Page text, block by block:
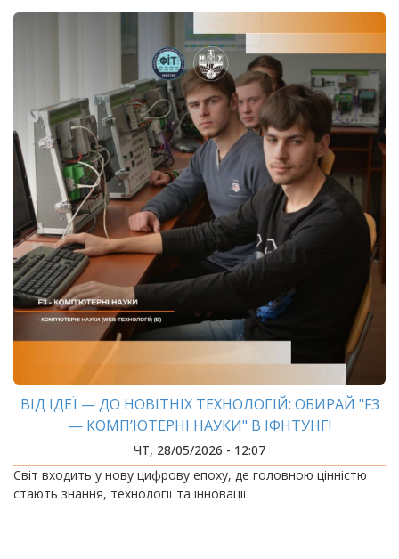
ВІД ІДЕЇ — ДО НОВІТНІХ ТЕХНОЛОГІЙ: ОБИРАЙ "F3
— КОМП’ЮТЕРНІ НАУКИ" В ІФНТУНГ!
ЧТ, 28/05/2026 - 12:07
Світ входить у нову цифрову епоху, де головною цінністю
стають знання, технології та інновації.